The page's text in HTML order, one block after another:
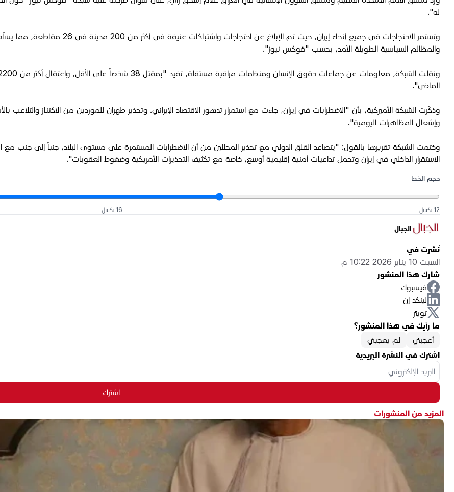
له".
وتستمر الاحتجاجات في جميع أنحاء إيران،
والمظالم السياسية الطويلة الأمد، بحسب "فوكس نيوز".
الماضي".
وذكّرت الشبكة الأميركية، بأن "الاضطرابات في إيران، جاءت مع استمرار تدهور الاقتصاد الإيراني. وتحذير طهران للموردين من الاكتناز والتلاعب
وإشعال المظاهرات اليومية".
وختمت الشبكة تقريرها بالقول: "يتصاعد القلق الدولي مع تحذير المحللين من أن الاضطرابات المستمرة على مستوى البلاد، جنباً إلى جنب مع
الاستقرار الداخلي في إيران وتحمل تداعيات أمنية إقليمية أوسع، خاصة مع تكثيف التحذيرات الأمريكية وضغوط العقوبات".
حجم الخط
12 بكسل 16 بكسل
الجبال
نُشرت في
السبت 10 يناير 2026 10:22 م
شارك هذا المنشور
فيسبوك
لينكد إن
تويتر
ما رأيك في هذا المنشور؟
أعجبني
لم يعجبني
اشترك في النشرة البريدية
اشترك
المزيد من المنشورات